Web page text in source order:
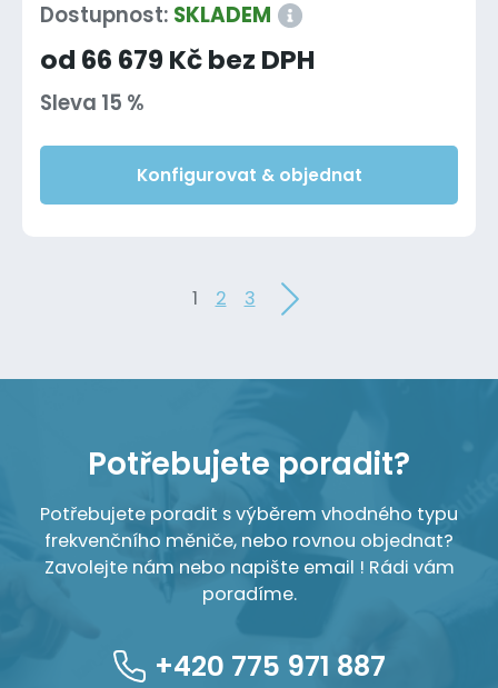
Dostupnost: SKLADEM
od 66 679 Kč bez DPH
Sleva 15 %
Konfigurovat & objednat
1 2 3
Potřebujete poradit?
Potřebujete poradit s výběrem vhodného typu
frekvenčního měniče, nebo rovnou objednat?
Zavolejte nám nebo napište email ! Rádi vám
poradíme.
+420 775 971 887